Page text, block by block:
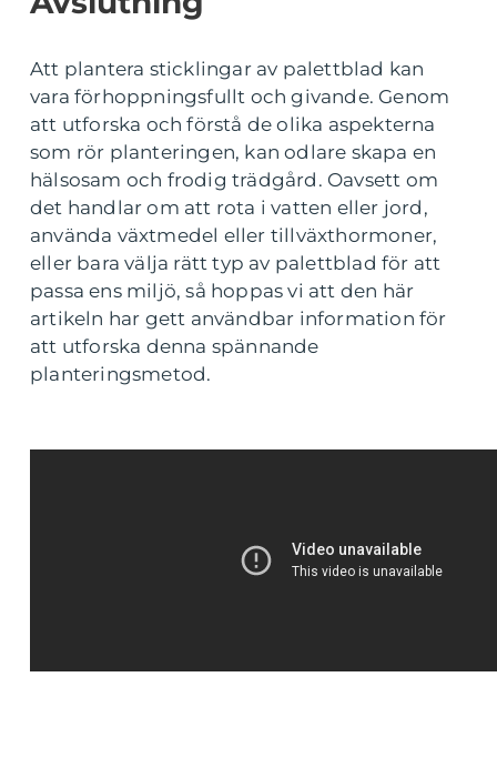
Att plantera sticklingar av palettblad kan
vara förhoppningsfullt och givande. Genom
att utforska och förstå de olika aspekterna
som rör planteringen, kan odlare skapa en
hälsosam och frodig trädgård. Oavsett om
det handlar om att rota i vatten eller jord,
använda växtmedel eller tillväxthormoner,
eller bara välja rätt typ av palettblad för att
passa ens miljö, så hoppas vi att den här
artikeln har gett användbar information för
att utforska denna spännande
planteringsmetod.